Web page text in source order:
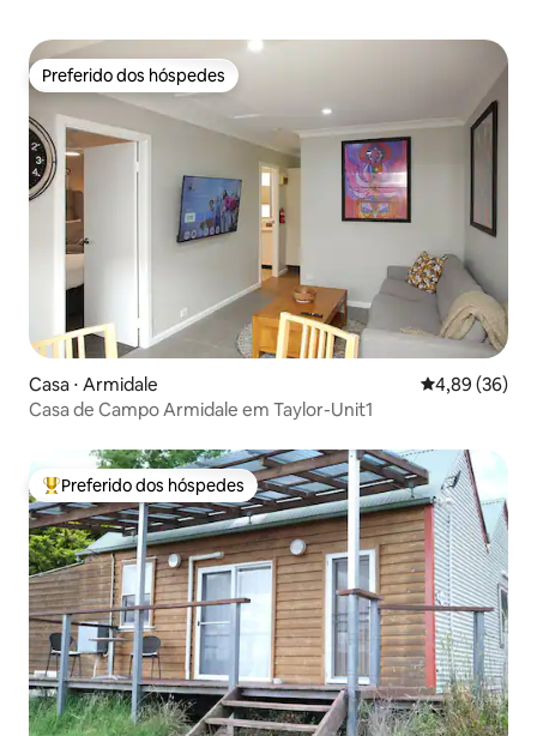
Preferido dos hóspedes
Preferido dos hóspedes
Casa ⋅ Armidale 4,89 de uma
4,89 (36)
Casa de Campo Armidale em Taylor-Unit1
Entre os melhores preferidos dos hóspedes
Preferido dos hóspedes